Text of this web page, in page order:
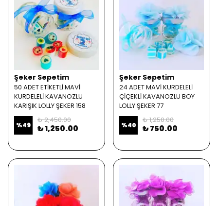
Şeker Sepetim
50 ADET ETİKETLİ MAVİ
KURDELELİ KAVANOZLU
KARIŞIK LOLLY ŞEKER 158
%49
₺ 2,450.00
₺ 1,250.00
Şeker Sepetim
24 ADET MAVİ KURDELELİ
ÇİÇEKLİ KAVANOZLU BOY
LOLLY ŞEKER 77
%40
₺ 1,250.00
₺ 750.00